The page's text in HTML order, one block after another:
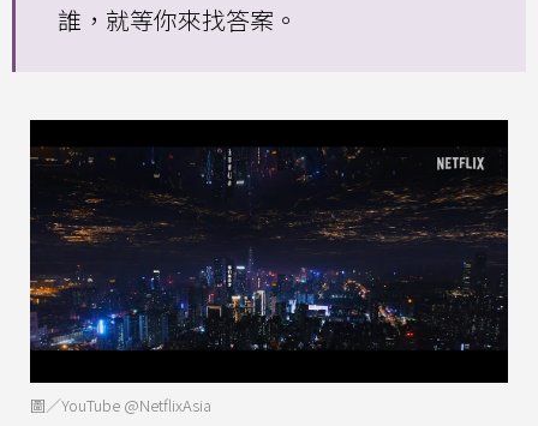
誰，就等你來找答案。
圖／YouTube @NetflixAsia